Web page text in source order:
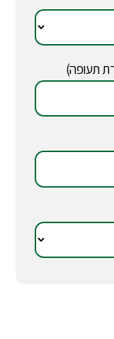
תעופה)